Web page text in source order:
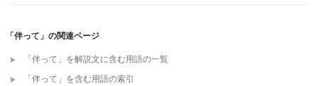
「伴って」の関連ページ
「伴って」を解説文に含む用語の一覧
「伴って」を含む用語の索引